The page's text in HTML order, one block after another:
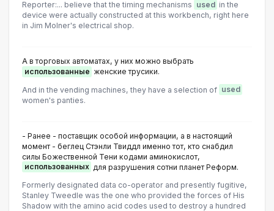
Reporter:... believe that the timing mechanisms used in the
device were actually constructed at this workbench, right here
in Jim Molner's electrical shop.
А в торговых автоматах, у них можно выбрать
использованные женские трусики.
And in the vending machines, they have a selection of used
women's panties.
- Ранее - поставщик особой информации, а в настоящий
момент - беглец Стэнли Твиддл именно тот, кто снабдил
силы Божественной Тени кодами аминокислот,
использованных для разрушения сотни планет Реформ.
Formerly designated data co-operator and presently fugitive,
Stanley Tweedle was the one who provided the forces of His
Shadow with the amino acid codes used to destroy a hundred